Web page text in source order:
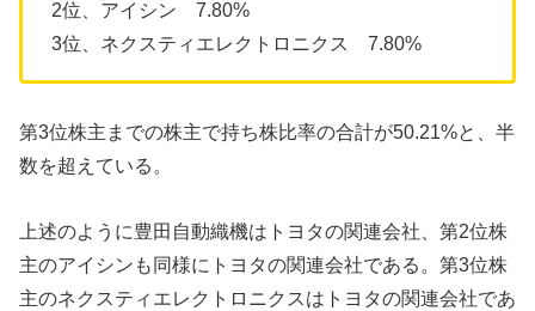
2位、アイシン 7.80%
3位、ネクスティエレクトロニクス 7.80%
第3位株主までの株主で持ち株比率の合計が50.21%と、半
数を超えている。
上述のように豊田自動織機はトヨタの関連会社、第2位株
主のアイシンも同様にトヨタの関連会社である。第3位株
主のネクスティエレクトロニクスはトヨタの関連会社であ